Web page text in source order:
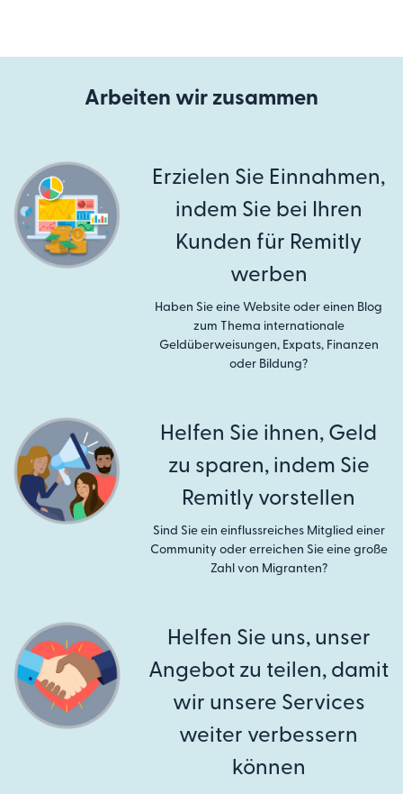
Arbeiten wir zusammen
Erzielen Sie Einnahmen,
indem Sie bei Ihren
Kunden für Remitly
werben
Haben Sie eine Website oder einen Blog
zum Thema internationale
Geldüberweisungen, Expats, Finanzen
oder Bildung?
Helfen Sie ihnen, Geld
zu sparen, indem Sie
Remitly vorstellen
Sind Sie ein einflussreiches Mitglied einer
Community oder erreichen Sie eine große
Zahl von Migranten?
Helfen Sie uns, unser
Angebot zu teilen, damit
wir unsere Services
weiter verbessern
können